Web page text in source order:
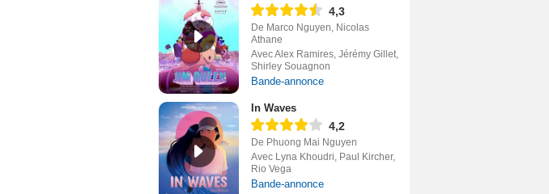
4,3
De Marco Nguyen, Nicolas
Athane
Avec Alex Ramires, Jérémy Gillet,
Shirley Souagnon
Bande-annonce
In Waves
4,2
De Phuong Mai Nguyen
Avec Lyna Khoudri, Paul Kircher,
Rio Vega
Bande-annonce